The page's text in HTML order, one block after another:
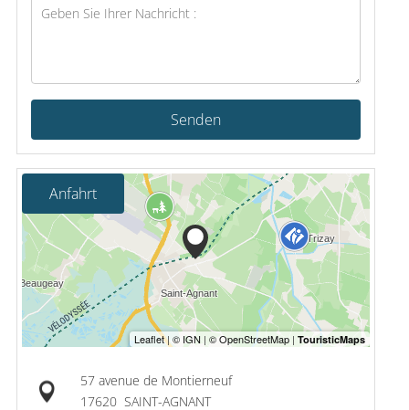
Senden
Anfahrt
57 avenue de Montierneuf
17620 SAINT-AGNANT